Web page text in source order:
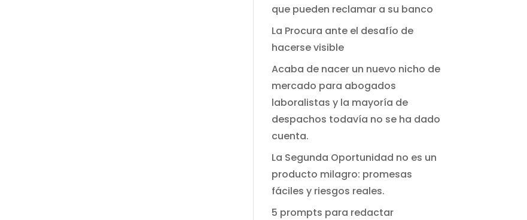
que pueden reclamar a su banco
La Procura ante el desafío de
hacerse visible
Acaba de nacer un nuevo nicho de
mercado para abogados
laboralistas y la mayoría de
despachos todavía no se ha dado
cuenta.
La Segunda Oportunidad no es un
producto milagro: promesas
fáciles y riesgos reales.
5 prompts para redactar